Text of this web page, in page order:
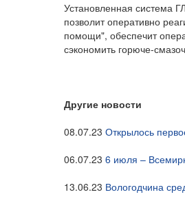
Установленная система
позволит оперативно
помощи", обеспечит
сэкономить горюче-
Другие новости
08.07.23 Открылось
06.07.23 6 июля –
13.06.23 Вологодчина